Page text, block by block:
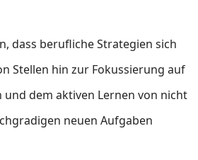
dass berufliche Strategien sich
Stellen hin zur Fokussierung auf
und dem aktiven Lernen von nicht
neuen Aufgaben